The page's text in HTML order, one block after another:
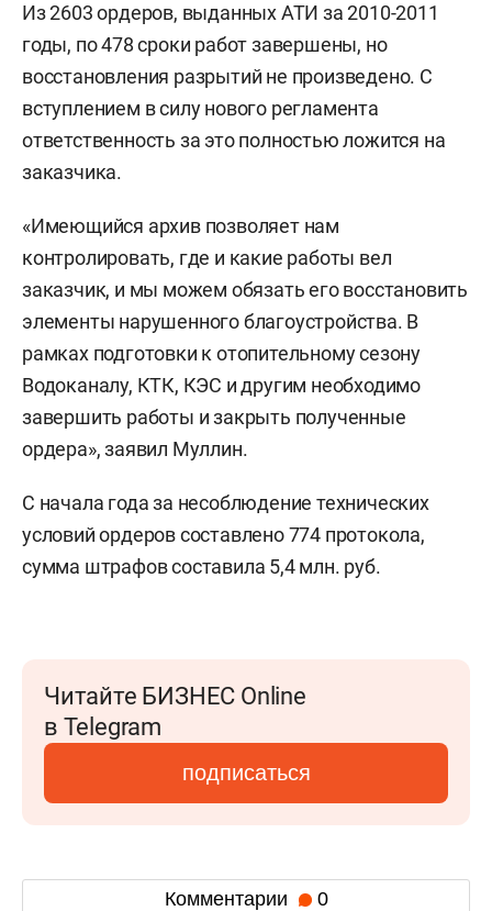
Из 2603 ордеров, выданных АТИ за 2010-2011
годы, по 478 сроки работ завершены, но
восстановления разрытий не произведено. С
вступлением в силу нового регламента
ответственность за это полностью ложится на
заказчика.
«Имеющийся архив позволяет нам
контролировать, где и какие работы вел
заказчик, и мы можем обязать его восстановить
элементы нарушенного благоустройства. В
рамках подготовки к отопительному сезону
Водоканалу, КТК, КЭС и другим необходимо
завершить работы и закрыть полученные
ордера», заявил Муллин.
С начала года за несоблюдение технических
условий ордеров составлено 774 протокола,
сумма штрафов составила 5,4 млн. руб.
Читайте БИЗНЕС Online
в Telegram
подписаться
Комментарии 0